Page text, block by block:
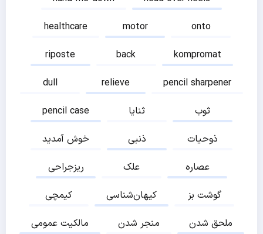
healthcare
motor
onto
riposte
back
kompromat
dull
relieve
pencil sharpener
pencil case
ثنایا
ثوب
خوش آمدید
ذنبی
ذوحیات
ریزجراحی
علک
عصاره
کیمچی
کیهان‌شناسی
گوشت بز
مالکیت عمومی
منجر شدن
ملحق شدن